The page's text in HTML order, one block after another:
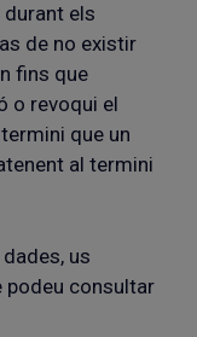
els
de no existir
fins que
o revoqui el
que un
al termini
us
podeu consultar